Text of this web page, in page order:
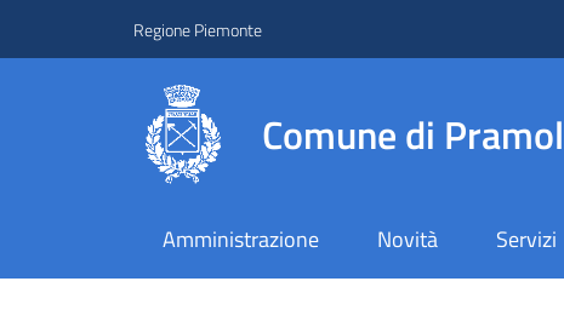
Regione Piemonte
Comune di
Amministrazione Novità Servizi